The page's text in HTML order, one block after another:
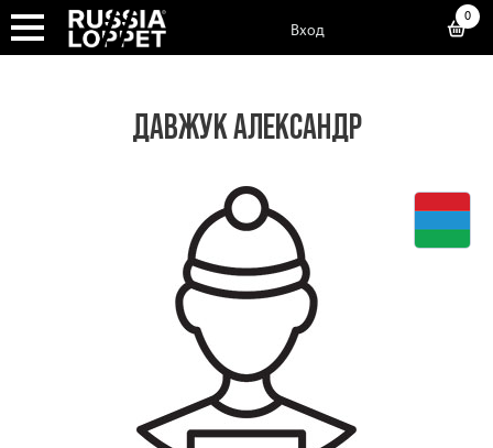
Вход
0
ДАВЖУК АЛЕКСАНДР